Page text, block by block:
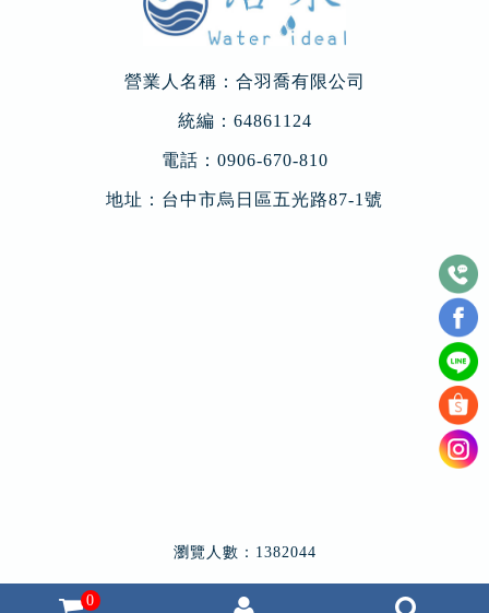
0
營業人名稱：合羽喬有限公司
統編：64861124
電話： 0906-670-810
地址： 台中市烏日區五光路87-1號
瀏覽人數：1382044